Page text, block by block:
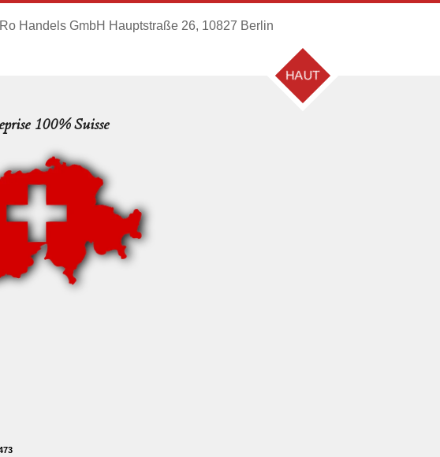
Handels GmbH Hauptstraße 26, 10827 Berlin
HAUT
100% Suisse